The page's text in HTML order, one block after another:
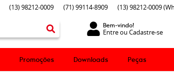
(13)98212-0009 (71)99114-8909 (13)98212-0009
Bem-vindo!
Entreou Cadastre-se
Promoções Downloads Peças